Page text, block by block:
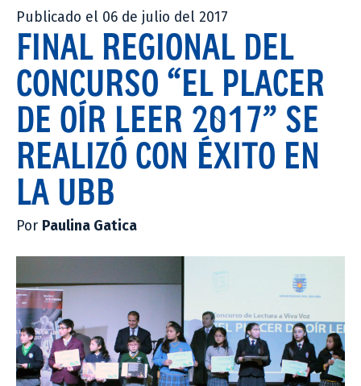
Publicado el 06 de julio del 2017
FINAL REGIONAL DEL
CONCURSO “EL PLACER
DE OÍR LEER 2017” SE
REALIZÓ CON ÉXITO EN
LA UBB
Por Paulina Gatica